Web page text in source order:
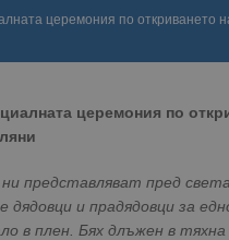
церемония по откриването
церемония по
представляват пред
дядовци и прадядовци за
в плен. Бях длъжен в